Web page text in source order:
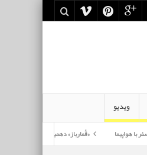
ویدیو
«قُمارباز» دهمین آلبوم رسمی «محسن چاوشی»